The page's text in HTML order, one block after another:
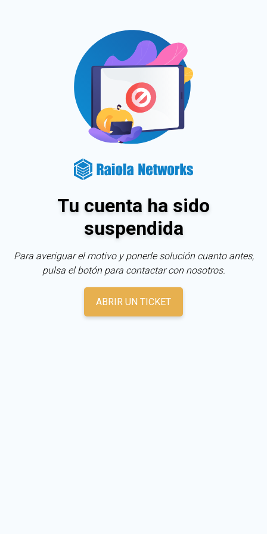
Tu cuenta ha sido
suspendida
Para averiguar el motivo y ponerle solución cuanto antes,
pulsa el botón para contactar con nosotros.
ABRIR UN TICKET